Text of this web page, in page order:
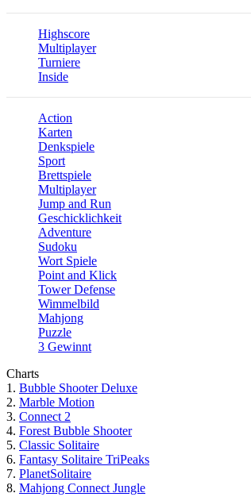
Highscore
Multiplayer
Turniere
Inside
Action
Karten
Denkspiele
Sport
Brettspiele
Multiplayer
Jump and Run
Geschicklichkeit
Adventure
Sudoku
Wort Spiele
Point and Klick
Tower Defense
Wimmelbild
Mahjong
Puzzle
3 Gewinnt
Charts
1. Bubble Shooter Deluxe
2. Marble Motion
3. Connect 2
4. Forest Bubble Shooter
5. Classic Solitaire
6. Fantasy Solitaire TriPeaks
7. PlanetSolitaire
8. Mahjong Connect Jungle